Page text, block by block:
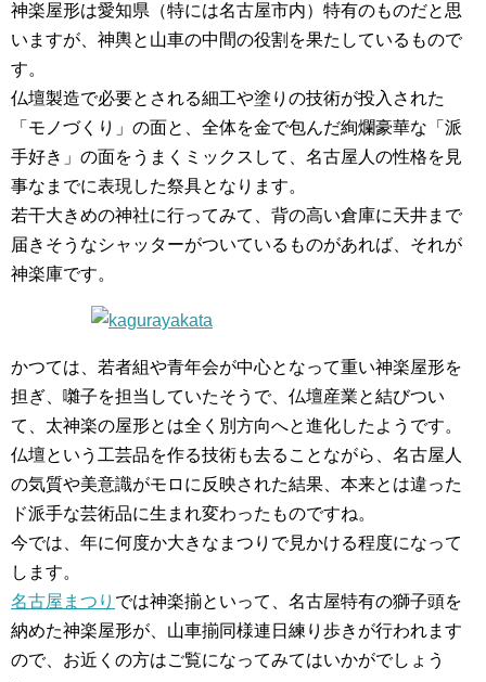
神楽屋形は愛知県（特には名古屋市内）特有のものだと思
いますが、神輿と山車の中間の役割を果たしているもので
す。
仏壇製造で必要とされる細工や塗りの技術が投入された
「モノづくり」の面と、全体を金で包んだ絢爛豪華な「派
手好き」の面をうまくミックスして、名古屋人の性格を見
事なまでに表現した祭具となります。
若干大きめの神社に行ってみて、背の高い倉庫に天井まで
届きそうなシャッターがついているものがあれば、それが
神楽庫です。
かつては、若者組や青年会が中心となって重い神楽屋形を
担ぎ、囃子を担当していたそうで、仏壇産業と結びつい
て、太神楽の屋形とは全く別方向へと進化したようです。
仏壇という工芸品を作る技術も去ることながら、名古屋人
の気質や美意識がモロに反映された結果、本来とは違った
ド派手な芸術品に生まれ変わったものですね。
今では、年に何度か大きなまつりで見かける程度になって
します。
名古屋まつり では神楽揃といって、名古屋特有の獅子頭を
納めた神楽屋形が、山車揃同様連日練り歩きが行われます
ので、お近くの方はご覧になってみてはいかがでしょう